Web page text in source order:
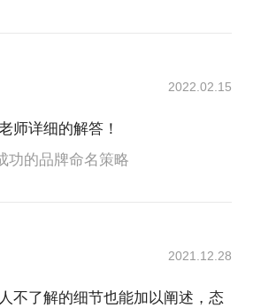
2022.02.15
师详细的解答！
功的品牌命名策略
2021.12.28
不了解的细节也能加以阐述，态